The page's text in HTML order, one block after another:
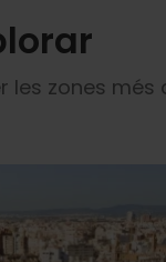
les zones